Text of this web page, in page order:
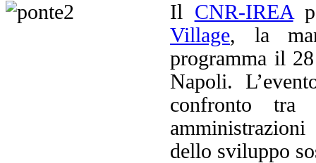
Il CNR-IREA
Village, la
programma il
Napoli.
confronto tra
dello sviluppo